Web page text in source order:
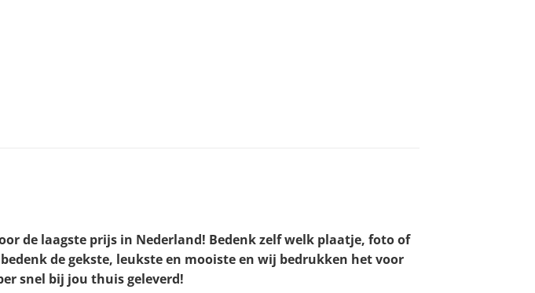
de laagste prijs in Nederland! Bedenk zelf welk plaatje, foto of
de gekste, leukste en mooiste en wij bedrukken het voor
snel bij jou thuis geleverd!